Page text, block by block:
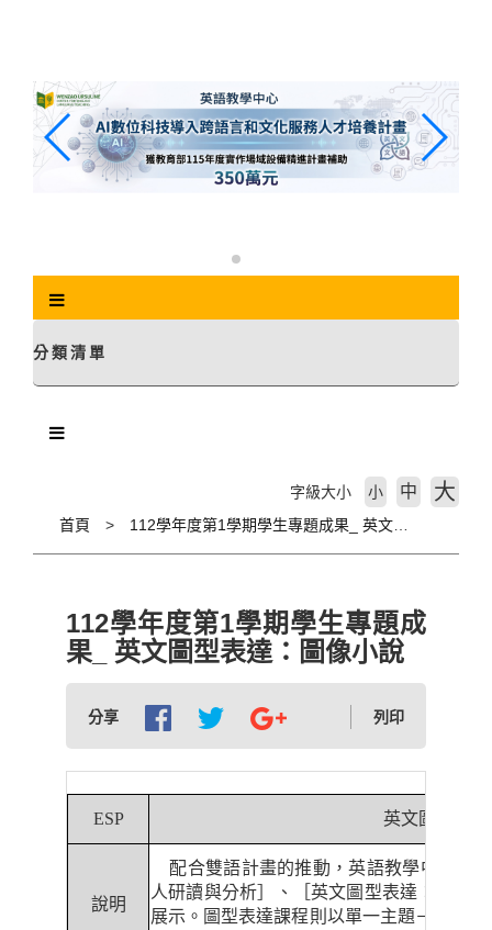
分類清單
首頁
字級大小 小 中 大
112學年度第1學期學生專題成
果_ 英文圖型表達：圖像小說
分享 列印
ESP 英文圖型表
說明
配合雙語計畫的推動，英語教學中心開設
人研讀與分析］、［英文圖型表達：圖像
展示。圖型表達課程則以單一主題－